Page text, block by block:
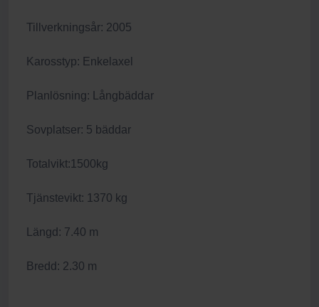
Tillverkningsår: 2005
Karosstyp: Enkelaxel
Planlösning: Långbäddar
Sovplatser: 5 bäddar
Totalvikt:1500kg
Tjänstevikt: 1370 kg
Längd: 7.40 m
Bredd: 2.30 m